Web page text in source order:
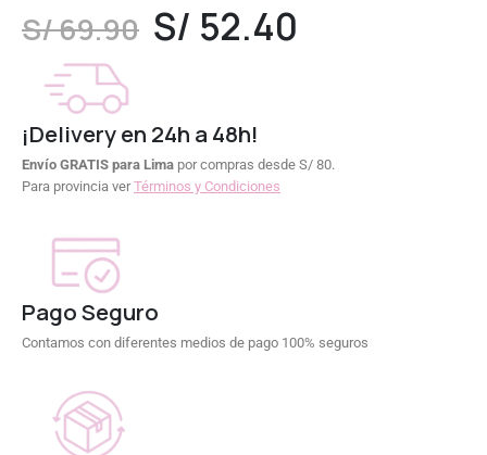
S/69.90 S/ 52.40
¡Delivery en 24h a 48h!
Envío GRATIS para Lima por compras desde S/ 80.
Para provincia verTérminos y Condiciones
Pago Seguro
Contamos con diferentes medios de pago 100% seguros